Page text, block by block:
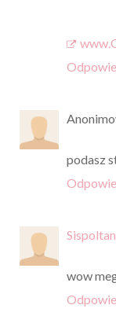
podasz
Sispoltan
wow